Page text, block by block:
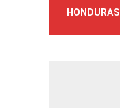
HONDURAS